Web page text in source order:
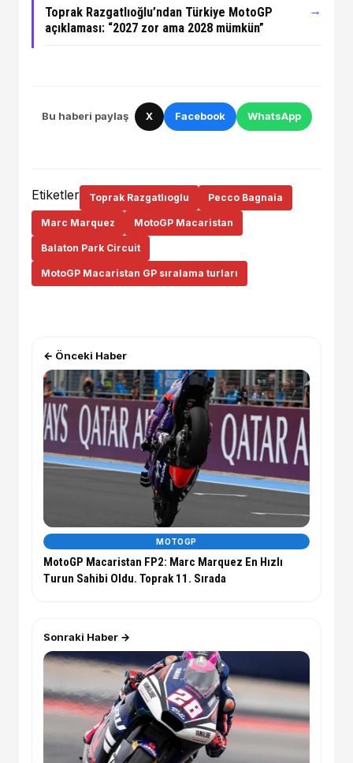
Toprak Razgatlıoğlu’ndan Türkiye MotoGP
açıklaması: “2027 zor ama 2028 mümkün”
→
Bu haberi paylaş X Facebook WhatsApp
Etiketler Toprak Razgatlıoglu Pecco Bagnaia
Marc Marquez MotoGP Macaristan
Balaton Park Circuit
MotoGP Macaristan GP sıralama turları
← Önceki Haber
MOTOGP
MotoGP Macaristan FP2: Marc Marquez En Hızlı
Turun Sahibi Oldu. Toprak 11. Sırada
Sonraki Haber →